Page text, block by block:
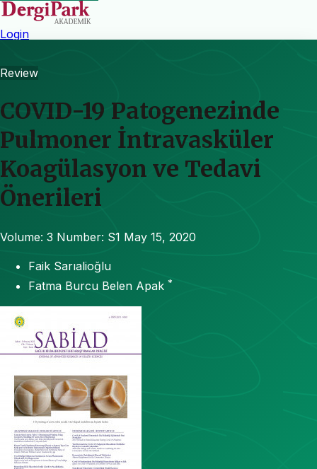
Login
Review
COVID-19 Patogenezinde
Pulmoner İntravasküler
Koagülasyon ve Tedavi
Önerileri
Volume: 3 Number: S1 May 15, 2020
Faik Sarıalioğlu
Fatma Burcu Belen Apak *